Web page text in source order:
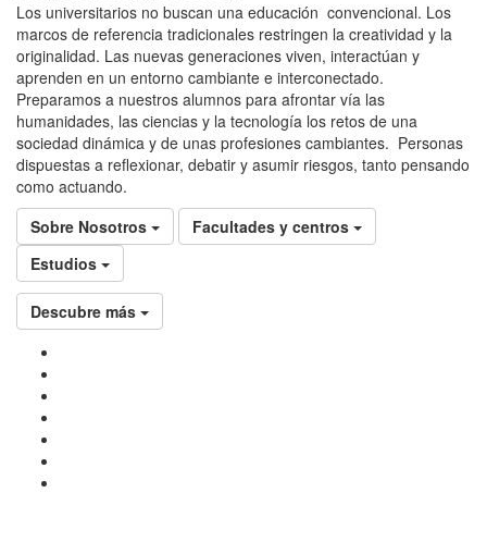
Los universitarios no buscan una educación convencional. Los
marcos de referencia tradicionales restringen la creatividad y la
originalidad. Las nuevas generaciones viven, interactúan y
aprenden en un entorno cambiante e interconectado.
Preparamos a nuestros alumnos para afrontar vía las
humanidades, las ciencias y la tecnología los retos de una
sociedad dinámica y de unas profesiones cambiantes. Personas
dispuestas a reflexionar, debatir y asumir riesgos, tanto pensando
como actuando.
Sobre Nosotros
Facultades y centros
Estudios
Descubre más